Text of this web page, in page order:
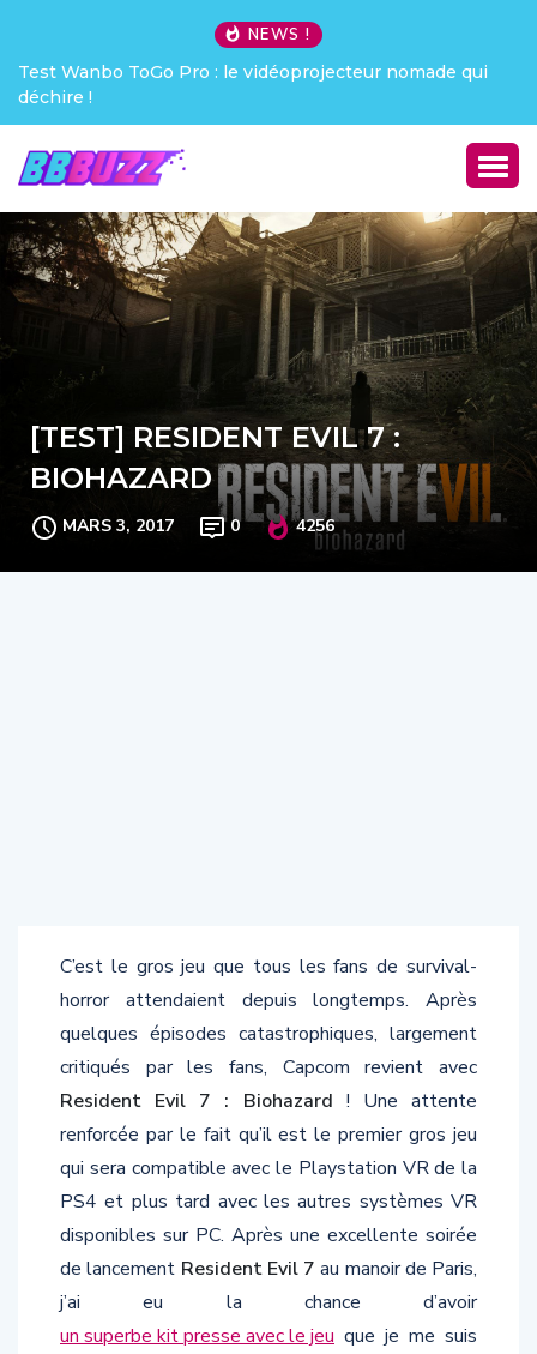
NEWS !
Creative Pebble X : j’ai été choqué !
[TEST] RESIDENT EVIL 7 :
BIOHAZARD
MARS 3, 2017 0 4256
C’est le gros jeu que tous les fans de survival-
horror attendaient depuis longtemps. Après
quelques épisodes catastrophiques, largement
critiqués par les fans, Capcom revient avec
Resident Evil 7 : Biohazard ! Une attente
renforcée par le fait qu’il est le premier gros jeu
qui sera compatible avec le Playstation VR de la
PS4 et plus tard avec les autres systèmes VR
disponibles sur PC. Après une excellente soirée
de lancement Resident Evil 7 au manoir de Paris,
j’ai eu la chance d’avoir
un superbe kit presse avec le jeu que je me suis